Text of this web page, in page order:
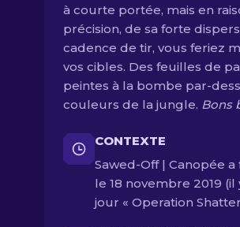
à courte portée, mais en
précision, de sa forte
cadence de tir, vous feriez
vos cibles. Des feuilles de
peintes à la bombe par-
couleurs de la jungle. Bons
CONTEXTE
Sawed-Off | Canopée
le 18 novembre 2019 (il
jour « Operation